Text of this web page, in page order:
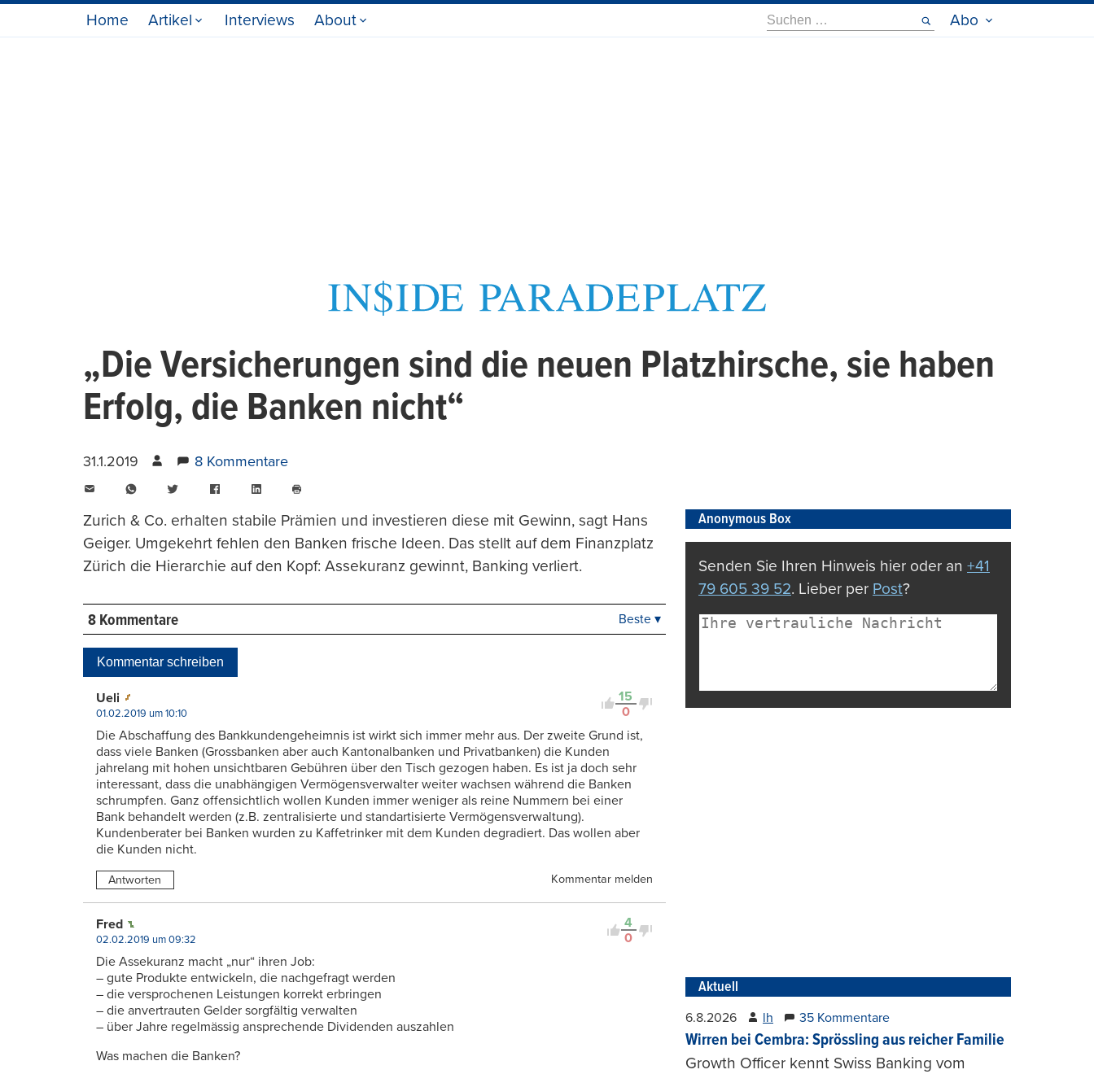
Home Artikel Interviews About
Suche
nach:
Abo
„Die Versicherungen sind die neuen Platzhirsche, sie haben
Erfolg, die Banken nicht“
31.1.2019 8 Kommentare
WhatsAppTwitter FacebookLinkedIn
drucken
Zurich & Co. erhalten stabile Prämien und investieren diese mit Gewinn, sagt Hans
Geiger. Umgekehrt fehlen den Banken frische Ideen. Das stellt auf dem Finanzplatz
Zürich die Hierarchie auf den Kopf: Assekuranz gewinnt, Banking verliert.
8 Kommentare Beste ▾
Kommentar schreiben
15
0
Ueli
01.02.2019 um 10:10
Die Abschaffung des Bankkundengeheimnis ist wirkt sich immer mehr aus. Der zweite Grund ist,
dass viele Banken (Grossbanken aber auch Kantonalbanken und Privatbanken) die Kunden
jahrelang mit hohen unsichtbaren Gebühren über den Tisch gezogen haben. Es ist ja doch sehr
interessant, dass die unabhängigen Vermögensverwalter weiter wachsen während die Banken
schrumpfen. Ganz offensichtlich wollen Kunden immer weniger als reine Nummern bei einer
Bank behandelt werden (z.B. zentralisierte und standartisierte Vermögensverwaltung).
Kundenberater bei Banken wurden zu Kaffetrinker mit dem Kunden degradiert. Das wollen aber
die Kunden nicht.
Antworten Kommentar melden
4
0
Fred
02.02.2019 um 09:32
Die Assekuranz macht „nur“ ihren Job:
– gute Produkte entwickeln, die nachgefragt werden
– die versprochenen Leistungen korrekt erbringen
– die anvertrauten Gelder sorgfältig verwalten
– über Jahre regelmässig ansprechende Dividenden auszahlen
Was machen die Banken?
Anonymous Box
Senden Sie Ihren Hinweis hier oder an +41
79 605 39 52. Lieber per Post?
Aktuell
6.8.2026 lh 35 Kommentare
Wirren bei Cembra: Sprössling aus reicher Familie
Growth Officer kennt Swiss Banking vom